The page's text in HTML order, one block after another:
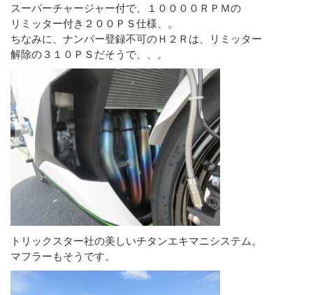
スーパーチャージャー付で、１００００ＲＰＭの
リミッター付き２００ＰＳ仕様、。
ちなみに、ナンバー登録不可のＨ２Ｒは、リミッター
解除の３１０ＰＳだそうで、、。
トリックスター社の美しいチタンエキマニシステム。
マフラーもそうです。